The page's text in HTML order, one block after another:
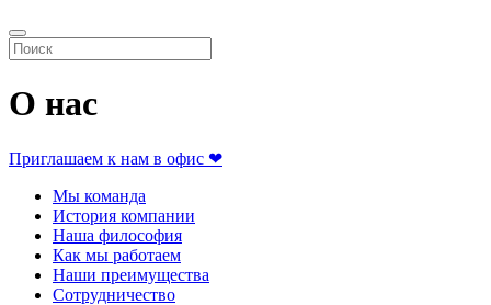
О нас
Приглашаем к нам в офис ❤
Мы команда
История компании
Наша философия
Как мы работаем
Наши преимущества
Сотрудничество